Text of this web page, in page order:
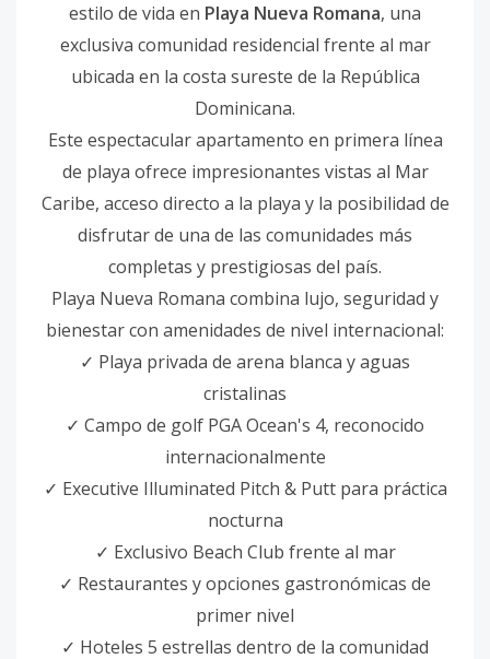
estilo de vida en Playa Nueva Romana, una
exclusiva comunidad residencial frente al mar
ubicada en la costa sureste de la República
Dominicana.
Este espectacular apartamento en primera línea
de playa ofrece impresionantes vistas al Mar
Caribe, acceso directo a la playa y la posibilidad de
disfrutar de una de las comunidades más
completas y prestigiosas del país.
Playa Nueva Romana combina lujo, seguridad y
bienestar con amenidades de nivel internacional:
✓ Playa privada de arena blanca y aguas
cristalinas
✓ Campo de golf PGA Ocean's 4, reconocido
internacionalmente
✓ Executive Illuminated Pitch & Putt para práctica
nocturna
✓ Exclusivo Beach Club frente al mar
✓ Restaurantes y opciones gastronómicas de
primer nivel
✓ Hoteles 5 estrellas dentro de la comunidad